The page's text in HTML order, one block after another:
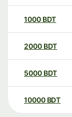
1000 BDT
2000 BDT
5000 BDT
10000 BDT